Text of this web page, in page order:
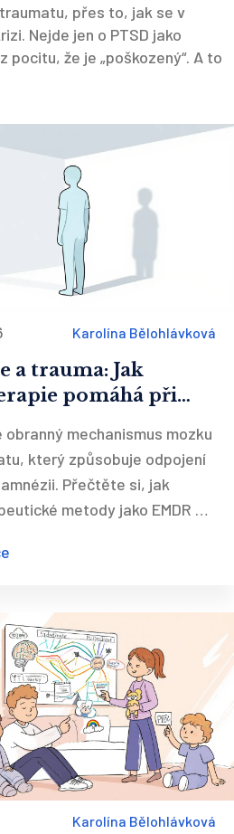
přes to, jak se v
Nejde jen o PTSD jako
že je „poškozený“. A to
Karolína Bělohlávková
a trauma: Jak
pomáhá při
obranný mechanismus mozku
který způsobuje odpojení
Přečtěte si, jak
metody jako EMDR a
a obnovit
Karolína Bělohlávková